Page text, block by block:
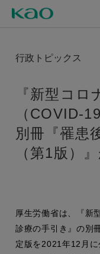
行政トピックス
『新型コ
（COVID-
別冊『罹患
（第1版）
厚生労働省は、『新
診療の手引き』の別
定版を2021年12月に